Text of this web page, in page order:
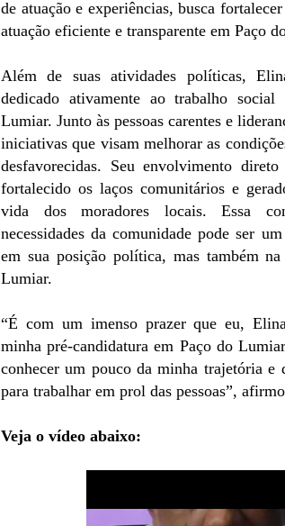
de atuação e experiências, busca
atuação eficiente e transparente em Paço
Além de suas atividades políticas,
dedicado ativamente ao trabalho
Lumiar. Junto às pessoas carentes e
iniciativas que visam melhorar as
desfavorecidas. Seu envolvimento
fortalecido os laços comunitários e
vida dos moradores locais. Essa
necessidades da comunidade pode ser
em sua posição política, mas também
Lumiar.
“É com um imenso prazer que eu,
minha pré-candidatura em Paço do
conhecer um pouco da minha trajetória e
para trabalhar em prol das pessoas”,
Veja o vídeo abaixo: